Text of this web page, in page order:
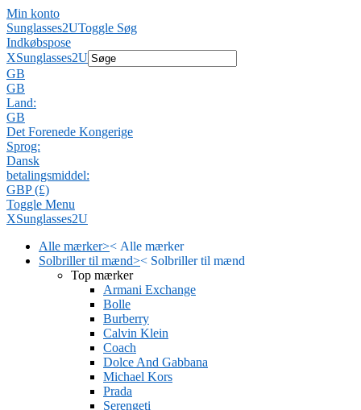
Min konto
Sunglasses2UToggle Søg
Indkøbspose
XSunglasses2U
GB
GB
Land:
GB
Det Forenede Kongerige
Sprog:
Dansk
betalingsmiddel:
GBP (£)
Toggle Menu
XSunglasses2U
Alle mærker>< Alle mærker
Solbriller til mænd>< Solbriller til mænd
Top mærker
Armani Exchange
Bolle
Burberry
Calvin Klein
Coach
Dolce And Gabbana
Michael Kors
Prada
Serengeti